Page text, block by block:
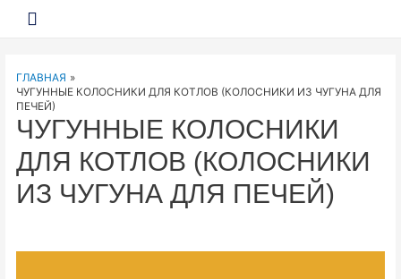
ГЛАВНОЕ
ГЛАВНАЯ
ЧУГУННЫЕ КОЛОСНИКИ ДЛЯ КОТЛОВ (КОЛОСНИКИ ИЗ ЧУГУНА ДЛЯ
ПЕЧЕЙ)
ЧУГУННЫЕ КОЛОСНИКИ
ДЛЯ КОТЛОВ (КОЛОСНИКИ
ИЗ ЧУГУНА ДЛЯ ПЕЧЕЙ)